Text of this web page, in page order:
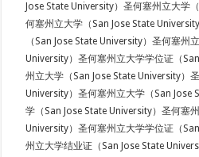
Jose State University）圣何塞州立大学
何塞州立大学（San Jose State
（San Jose State University）圣何塞州
University）圣何塞州立大学学位证（
州立大学（San Jose State University）
University）圣何塞州立大学（San Jose
学（San Jose State University）圣何塞
University）圣何塞州立大学学位证（
州立大学结业证（San Jose State